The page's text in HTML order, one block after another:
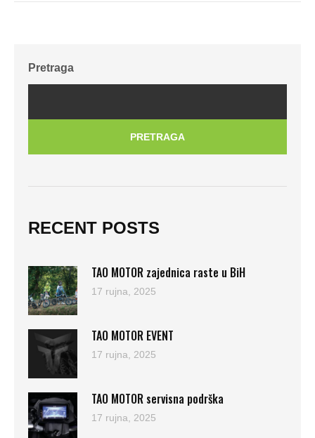
Pretraga
PRETRAGA
RECENT POSTS
TAO MOTOR zajednica raste u BiH
17 rujna, 2025
TAO MOTOR EVENT
17 rujna, 2025
TAO MOTOR servisna podrška
17 rujna, 2025